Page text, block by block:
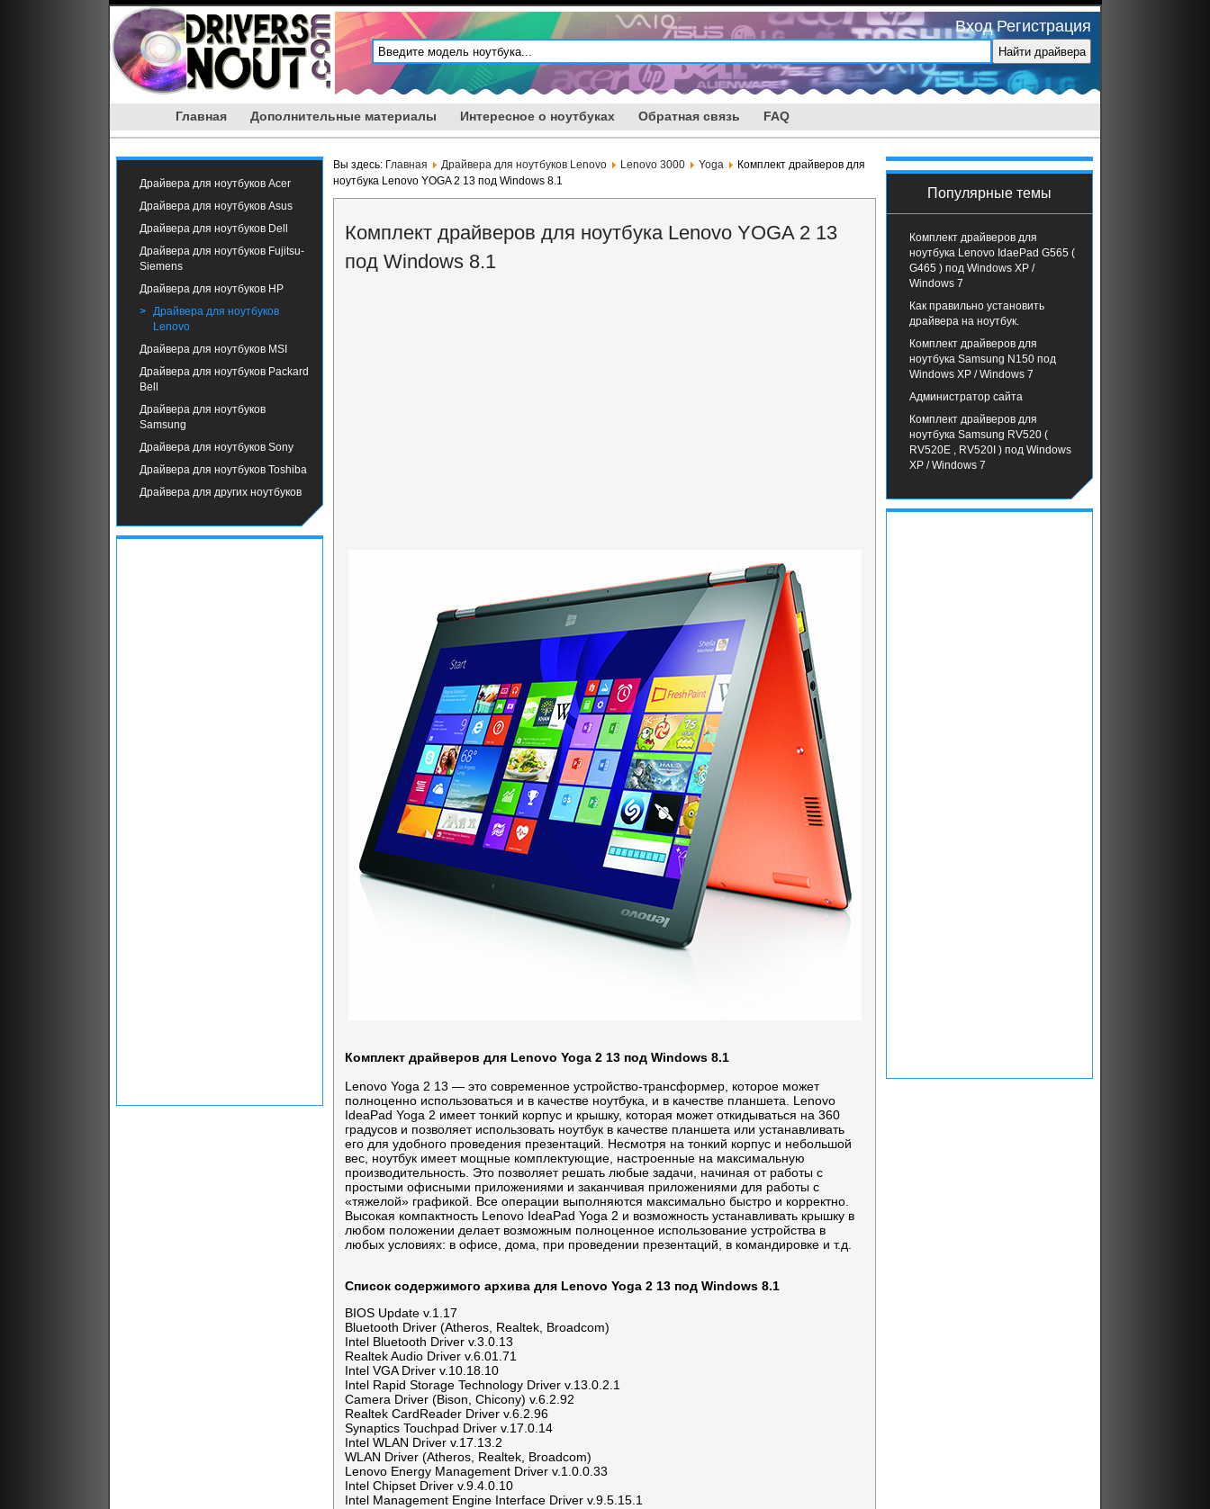
Вход Регистрация
Главная Дополнительные материалы Интересное о ноутбуках Обратная связь FAQ
Драйвера для ноутбуков Acer
Драйвера для ноутбуков Asus
Драйвера для ноутбуков Dell
Драйвера для ноутбуков Fujitsu-
Siemens
Драйвера для ноутбуков HP
Драйвера для ноутбуков
Lenovo
Драйвера для ноутбуков MSI
Драйвера для ноутбуков Packard
Bell
Драйвера для ноутбуков
Samsung
Драйвера для ноутбуков Sony
Драйвера для ноутбуков Toshiba
Драйвера для других ноутбуков
Вы здесь: Главная Драйвера для ноутбуков Lenovo Lenovo 3000 Yoga
Комплект драйверов для
ноутбука Lenovo YOGA 2 13 под Windows 8.1
Комплект драйверов для ноутбука Lenovo YOGA 2 13
под Windows 8.1
Комплект драйверов для Lenovo Yoga 2 13 под Windows 8.1
Lenovo Yoga 2 13 — это современное устройство-трансформер, которое может
полноценно использоваться и в качестве ноутбука, и в качестве планшета. Lenovo
IdeaPad Yoga 2 имеет тонкий корпус и крышку, которая может откидываться на 360
градусов и позволяет использовать ноутбук в качестве планшета или устанавливать
его для удобного проведения презентаций. Несмотря на тонкий корпус и небольшой
вес, ноутбук имеет мощные комплектующие, настроенные на максимальную
производительность. Это позволяет решать любые задачи, начиная от работы с
простыми офисными приложениями и заканчивая приложениями для работы с
«тяжелой» графикой. Все операции выполняются максимально быстро и корректно.
Высокая компактность Lenovo IdeaPad Yoga 2 и возможность устанавливать крышку в
любом положении делает возможным полноценное использование устройства в
любых условиях: в офисе, дома, при проведении презентаций, в командировке и т.д.
Список содержимого архива для Lenovo Yoga 2 13 под Windows 8.1
BIOS Update v.1.17
Bluetooth Driver (Atheros, Realtek, Broadcom)
Intel Bluetooth Driver v.3.0.13
Realtek Audio Driver v.6.01.71
Intel VGA Driver v.10.18.10
Intel Rapid Storage Technology Driver v.13.0.2.1
Camera Driver (Bison, Chicony) v.6.2.92
Realtek CardReader Driver v.6.2.96
Synaptics Touchpad Driver v.17.0.14
Intel WLAN Driver v.17.13.2
WLAN Driver (Atheros, Realtek, Broadcom)
Lenovo Energy Management Driver v.1.0.0.33
Intel Chipset Driver v.9.4.0.10
Intel Management Engine Interface Driver v.9.5.15.1
Популярные темы
Комплект драйверов для
ноутбука Lenovo IdaePad G565 (
G465 ) под Windows XP /
Windows 7
Как правильно установить
драйвера на ноутбук.
Комплект драйверов для
ноутбука Samsung N150 под
Windows XP / Windows 7
Администратор сайта
Комплект драйверов для
ноутбука Samsung RV520 (
RV520E , RV520I ) под Windows
XP / Windows 7